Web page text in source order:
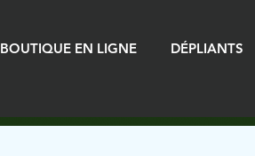
BOUTIQUE EN LIGNE DÉPLIANTS